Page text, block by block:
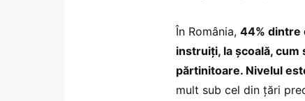
În România, 44% dintre
instruiți, la școală, cum
părtinitoare. Nivelul
mult sub cel din țări